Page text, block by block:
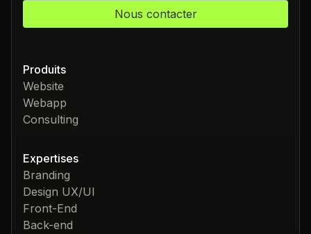
Nous contacter
Produits
Website
Webapp
Consulting
Expertises
Branding
Design UX/UI
Front-End
Back-end